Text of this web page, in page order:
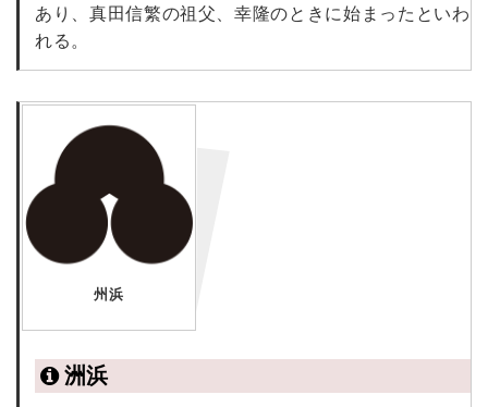
あり、真田信繁の祖父、幸隆のときに始まったといわ
れる。
州浜
洲浜